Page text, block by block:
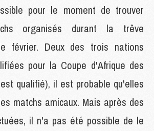
pour le moment de trouver
organisés durant la trêve
février. Deux des trois nations
pour la Coupe d'Afrique des
qualifié), il est probable qu'elles
matchs amicaux. Mais après des
il n'a pas été possible de le